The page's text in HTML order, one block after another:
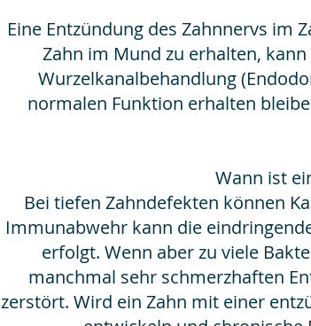
Eine Entzündung des Zahnnervs im
Zahn im Mund zu erhalten,
Wurzelkanalbehandlung
normalen Funktion erhalten
Wann ist
Bei tiefen Zahndefekten können
Immunabwehr kann die
erfolgt. Wenn aber zu viele
manchmal sehr schmerzhaften
zerstört. Wird ein Zahn mit einer